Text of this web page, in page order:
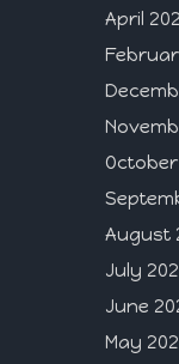
April
August
July
June
May